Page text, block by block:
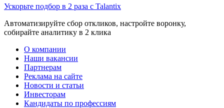
Ускорьте подбор в 2 раза с Talantix
Автоматизируйте сбор откликов, настройте воронку,
собирайте аналитику в 2 клика
О компании
Наши вакансии
Партнерам
Реклама на сайте
Новости и статьи
Инвесторам
Кандидаты по профессиям